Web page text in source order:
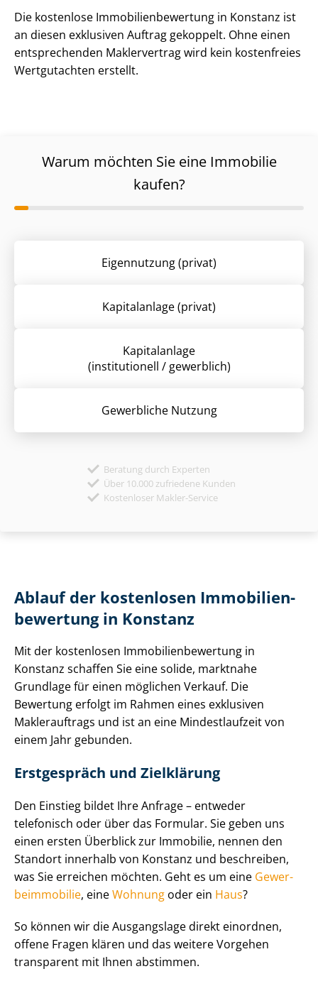
Die kostenlose Im­mo­bi­li­en­be­wer­tung in Konstanz ist
an diesen exklusiven Auftrag gekoppelt. Ohne einen
entsprechenden Maklervertrag wird kein kostenfreies
Wertgutachten erstellt.
Warum möchten Sie eine Immobilie
kaufen?
Eigennutzung (privat)
Kapitalanlage (privat)
Kapitalanlage
(institutionell / gewerblich)
Gewerbliche Nutzung
Beratung durch Experten
Über 10.000 zufriedene Kunden
Kostenloser Makler-Service
Ablauf der kostenlosen Im­mo­bi­li­en­
be­wer­tung in Konstanz
Mit der kostenlosen Im­mo­bi­li­en­be­wer­tung in
Konstanz schaffen Sie eine solide, marktnahe
Grundlage für einen möglichen Verkauf. Die
Bewertung erfolgt im Rahmen eines exklusiven
Maklerauftrags und ist an eine Mindestlaufzeit von
einem Jahr gebunden.
Erstgespräch und Zielklärung
Den Einstieg bildet Ihre Anfrage – entweder
telefonisch oder über das Formular. Sie geben uns
einen ersten Überblick zur Immobilie, nennen den
Standort innerhalb von Konstanz und beschreiben,
was Sie erreichen möchten. Geht es um eine Ge­wer­
be­im­mo­bi­lie, eineWohnung oder ein Haus?
So können wir die Ausgangslage direkt einordnen,
offene Fragen klären und das weitere Vorgehen
transparent mit Ihnen abstimmen.